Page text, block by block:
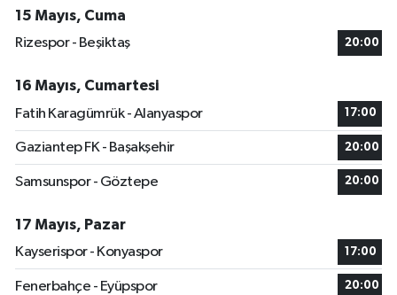
15 Mayıs, Cuma
Rizespor - Beşiktaş
20:00
16 Mayıs, Cumartesi
Fatih Karagümrük - Alanyaspor
17:00
Gaziantep FK - Başakşehir 20:00
Samsunspor - Göztepe 20:00
17 Mayıs, Pazar
Kayserispor - Konyaspor
17:00
Fenerbahçe - Eyüpspor 20:00